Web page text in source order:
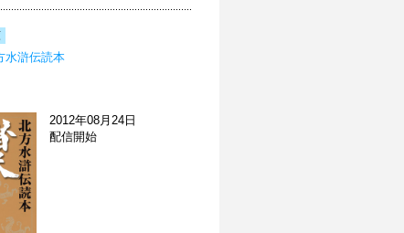
水滸伝読本
2012年08月24日
配信開始